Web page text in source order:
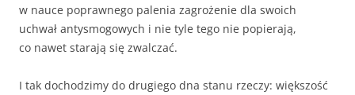
w nauce poprawnego palenia zagrożenie dla swoich
uchwał antysmogowych i nie tyle tego nie popierają,
co nawet starają się zwalczać.
I tak dochodzimy do drugiego dna stanu rzeczy: większość